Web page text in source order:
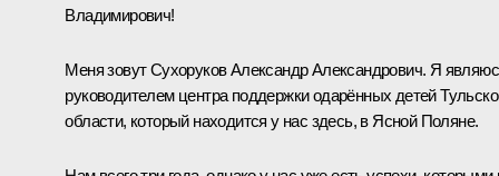
Владимирович!
Меня зовут Сухоруков Александр Александрович. Я
руководителем центра поддержки одарённых детей
области, который находится у нас здесь, в Ясной Поляне.